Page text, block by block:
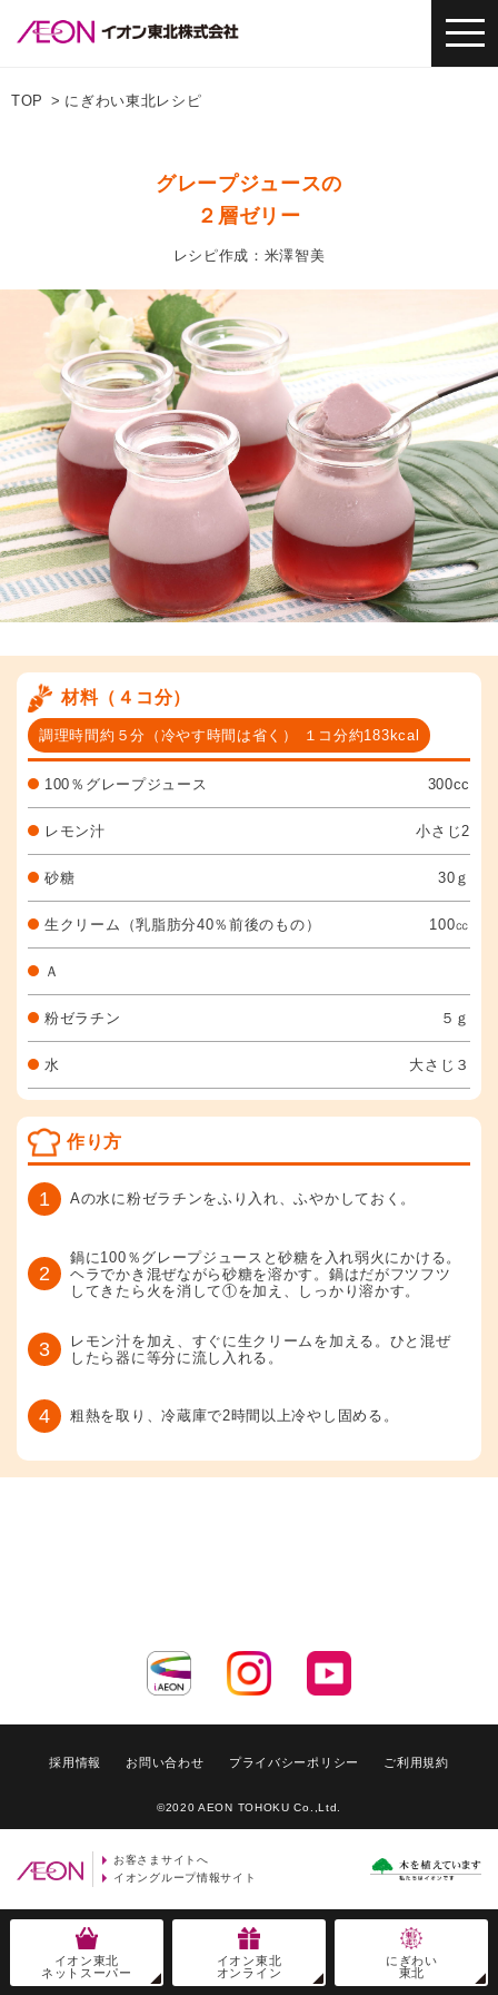
TOP にぎわい東北レシピ
グレープジュースの
２層ゼリー
レシピ作成：米澤智美
材料（４コ分）
調理時間約５分（冷やす時間は省く） １コ分約183kcal
100％グレープジュース 300cc
レモン汁 小さじ2
砂糖 30ｇ
生クリーム（乳脂肪分40％前後のもの） 100㏄
Ａ
粉ゼラチン ５ｇ
水 大さじ３
作り方
1 Aの水に粉ゼラチンをふり入れ、ふやかしておく。
2
鍋に100％グレープジュースと砂糖を入れ弱火にかける。
ヘラでかき混ぜながら砂糖を溶かす。鍋はだがフツフツ
してきたら火を消して①を加え、しっかり溶かす。
3
レモン汁を加え、すぐに生クリームを加える。ひと混ぜ
したら器に等分に流し入れる。
4 粗熱を取り、冷蔵庫で2時間以上冷やし固める。
イオン東北
ネットスーパー
イオン東北
オンライン
にぎわい
東北
採用情報 お問い合わせ プライバシーポリシー ご利用規約
©2020 AEON TOHOKU Co.,Ltd.
お客さまサイトへ
イオングループ情報サイト